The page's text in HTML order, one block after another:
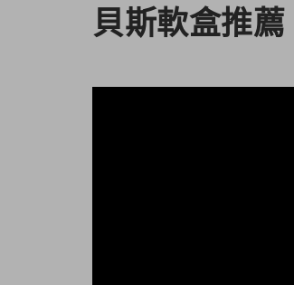
貝斯軟盒推薦